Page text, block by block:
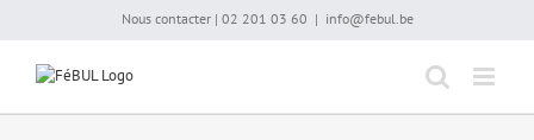
Nous contacter | 02 201 03 60 | info@febul.be